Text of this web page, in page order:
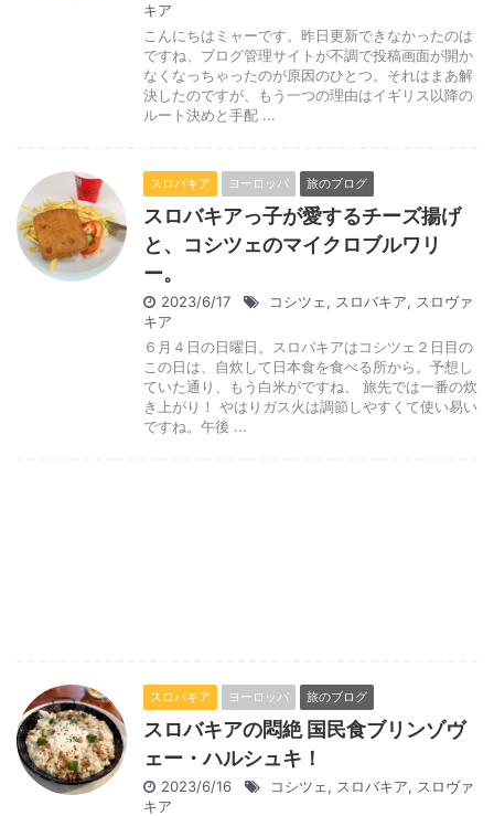
キア
こんにちはミャーです。昨日更新できなかったのは
ですね、ブログ管理サイトが不調で投稿画面が開か
なくなっちゃったのが原因のひとつ。それはまあ解
決したのですが、もう一つの理由はイギリス以降の
ルート決めと手配 ...
スロバキア ヨーロッパ 旅のブログ
スロバキアっ子が愛するチーズ揚げ
と、コシツェのマイクロブルワリ
ー。
2023/6/17 コシツェ, スロバキア, スロヴァ
キア
６月４日の日曜日。スロバキアはコシツェ２日目の
この日は、自炊して日本食を食べる所から。予想し
ていた通り、もう白米がですね、 旅先では一番の炊
き上がり！ やはりガス火は調節しやすくて使い易い
ですね。午後 ...
スロバキア ヨーロッパ 旅のブログ
スロバキアの悶絶 国民食ブリンゾヴ
ェー・ハルシュキ！
2023/6/16 コシツェ, スロバキア, スロヴァ
キア